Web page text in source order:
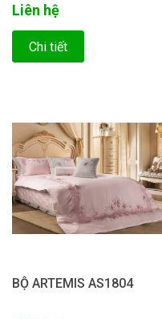
Liên hệ
Chi tiết
BỘ ARTEMIS AS1804